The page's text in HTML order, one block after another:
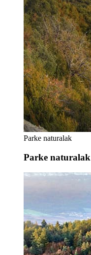
Parke naturalak
Parke naturalak